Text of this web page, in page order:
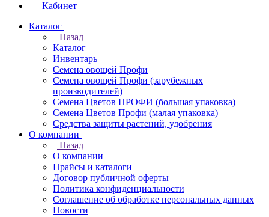
Кабинет
Каталог
Назад
Каталог
Инвентарь
Семена овощей Профи
Семена овощей Профи (зарубежных
производителей)
Семена Цветов ПРОФИ (большая упаковка)
Семена Цветов Профи (малая упаковка)
Средства защиты растений, удобрения
О компании
Назад
О компании
Прайсы и каталоги
Договор публичной оферты
Политика конфиденциальности
Соглашение об обработке персональных данных
Новости